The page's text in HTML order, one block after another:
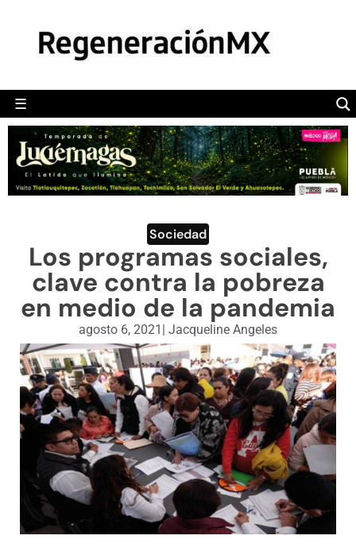
☰
POLÍTICA
CAMALEÓN
OPINIÓN
DEPORTES
ENGLISH SECTION
VIDEOS
Sociedad
Los programas sociales,
clave contra la pobreza
en medio de la pandemia
agosto 6, 2021 | Jacqueline Angeles